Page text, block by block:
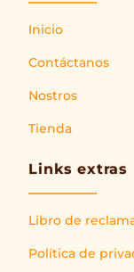
Inicio
Contáctanos
Nostros
Tienda
Links extras
Libro de
Política de